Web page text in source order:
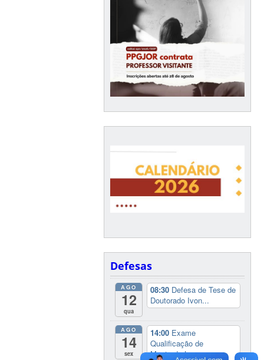
Defesas
AGO
12
qua
08:30 Defesa de Tese de
Doutorado Ivon...
AGO
14
sex
14:00 Exame
Qualificação de
Mestrado L...